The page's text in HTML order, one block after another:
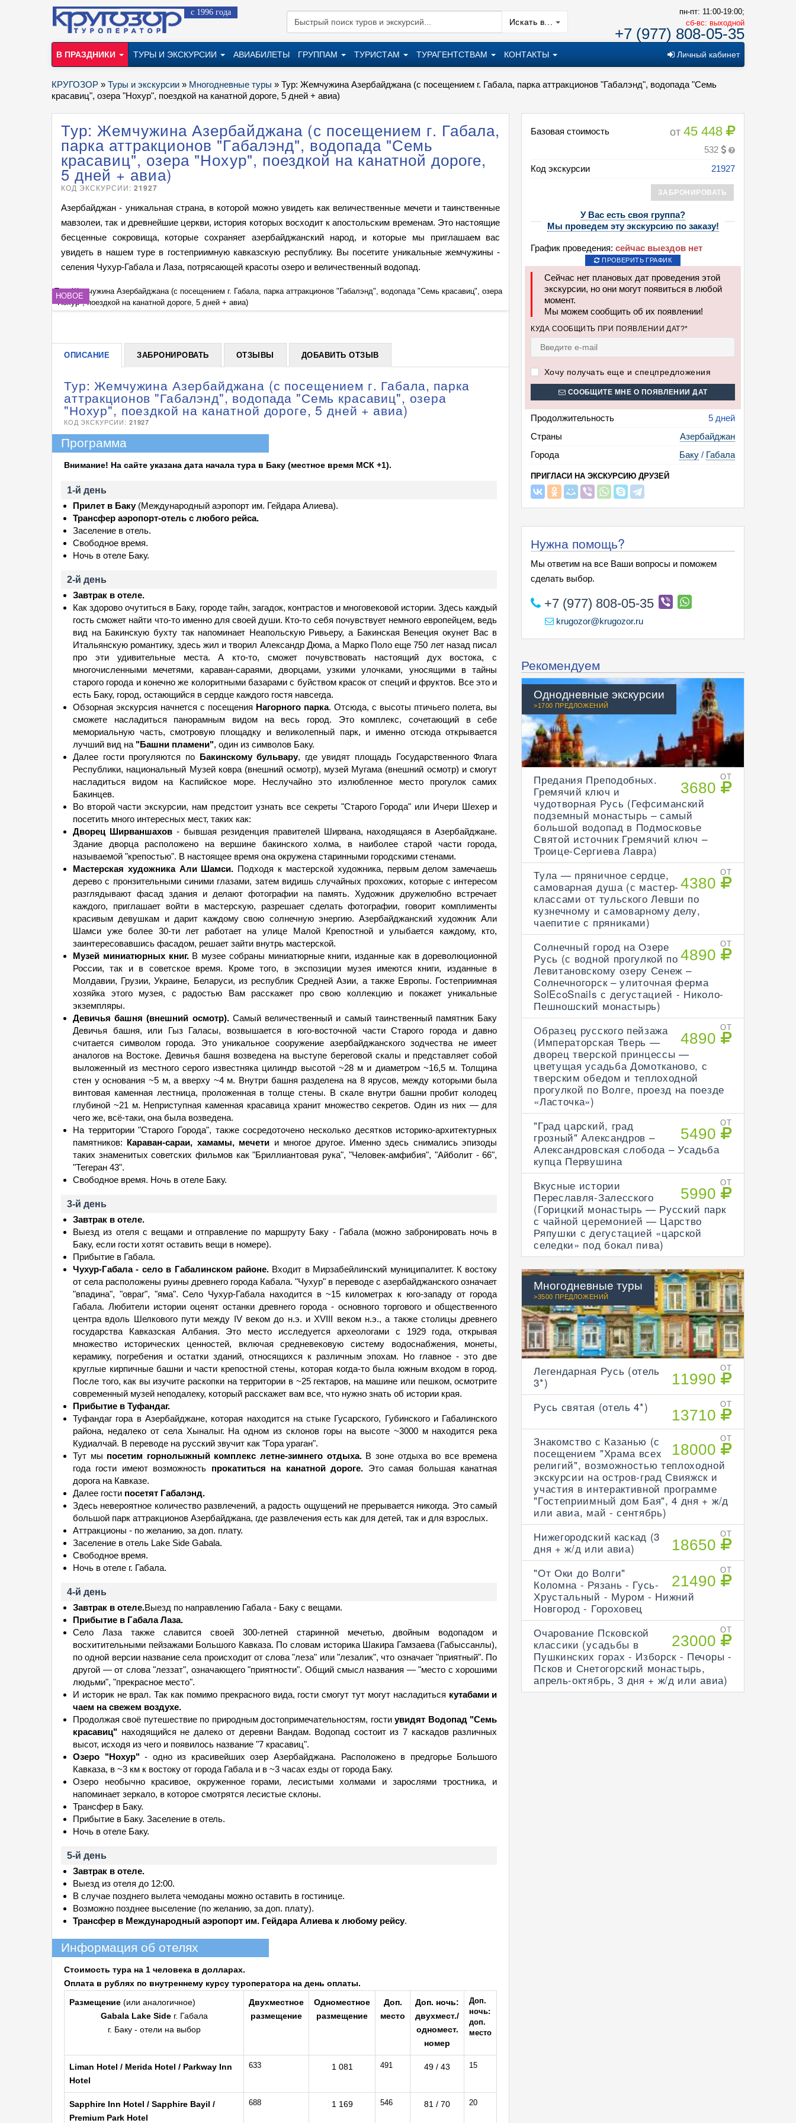
с 1996 года
Искать в...
пн-пт: 11:00-19:00;
cб-вс: выходной
+7 (977) 808-05-35
В ПРАЗДНИКИ ТУРЫ И ЭКСКУРСИИ АВИАБИЛЕТЫ ГРУППАМ ТУРИСТАМ ТУРАГЕНТСТВАМ КОНТАКТЫ Личный кабинет
КРУГОЗОР » Туры и экскурсии » Многодневные туры » Тур: Жемчужина Азербайджана (с посещением г. Габала, парка аттракционов "Габалэнд", водопада "Семь
красавиц", озера "Нохур", поездкой на канатной дороге, 5 дней + авиа)
Базовая стоимость от 45 448
532
Код экскурсии
21927
ЗАБРОНИРОВАТЬ
У Вас есть своя группа?
Мы проведем эту экскурсию по заказу!
График проведения: сейчас выездов нет
ПРОВЕРИТЬ ГРАФИК
Сейчас нет плановых дат проведения этой
экскурсии, но они могут появиться в любой
момент.
Мы можем сообщить об их появлении!
КУДА СООБЩИТЬ ПРИ ПОЯВЛЕНИИ ДАТ?*
Хочу получать еще и спецпредложения
СООБЩИТЕ МНЕ О ПОЯВЛЕНИИ ДАТ
Продолжительность
5 дней
Страны
Азербайджан
Города
Баку / Габала
ПРИГЛАСИ НА ЭКСКУРСИЮ ДРУЗЕЙ
Тур: Жемчужина Азербайджана (с посещением г. Габала,
парка аттракционов "Габалэнд", водопада "Семь
красавиц", озера "Нохур", поездкой на канатной дороге,
5 дней + авиа)
КОД ЭКСКУРСИИ:21927
Азербайджан - уникальная страна, в которой можно увидеть как величественные мечети и таинственные
мавзолеи, так и древнейшие церкви, история которых восходит к апостольским временам. Это настоящие
бесценные сокровища, которые сохраняет азербайджанский народ, и которые мы приглашаем вас
увидеть в нашем туре в гостеприимную кавказскую республику. Вы посетите уникальные жемчужины -
селения Чухур-Габала и Лаза, потрясающей красоты озеро и величественный водопад.
НОВОЕ
+
Тур: Жемчужина Азербайджана (с посещением г. Габала, парка аттракционов "Габалэнд", водопада "Семь красавиц", озера
"Нохур", поездкой на канатной дороге, 5 дней + авиа)
Тур: Жемчужина Азербайджана (с посещением г. Габала, парка аттракционов
"Нохур", поездкой на канатной дороге, 5 дней + авиа)
ОПИСАНИЕ ЗАБРОНИРОВАТЬ ОТЗЫВЫ ДОБАВИТЬ ОТЗЫВ
Тур: Жемчужина Азербайджана (с посещением г. Габала, парка
аттракционов "Габалэнд", водопада "Семь красавиц", озера
"Нохур", поездкой на канатной дороге, 5 дней + авиа)
КОД ЭКСКУРСИИ: 21927
Программа
Внимание! На сайте указана дата начала тура в Баку (местное время МСК +1).
1-й день
Прилет в Баку(Международный аэропорт им. Гейдара Алиева).
Трансфер аэропорт-отель с любого рейса.
Заселение в отель.
Свободное время.
Ночь в отеле Баку.
2-й день
Завтрак в отеле.
Как здорово очутиться в Баку, городе тайн, загадок, контрастов и многовековой истории. Здесь каждый
гость сможет найти что-то именно для своей души. Кто-то себя почувствует немного европейцем, ведь
вид на Бакинскую бухту так напоминает Неапольскую Ривьеру, а Бакинская Венеция окунет Вас в
Итальянскую романтику, здесь жил и творил Александр Дюма, а Марко Поло еще 750 лет назад писал
про эти удивительные места. А кто-то, сможет почувствовать настоящий дух востока, с
многочисленными мечетями, караван-сараями, дворцами, узкими улочками, уносящими в тайны
старого города и конечно же колоритными базарами с буйством красок от специй и фруктов. Все это и
есть Баку, город, остающийся в сердце каждого гостя навсегда.
Обзорная экскурсия начнется с посещения Нагорного парка. Отсюда, с высоты птичьего полета, вы
сможете насладиться панорамным видом на весь город. Это комплекс, сочетающий в себе
мемориальную часть, смотровую площадку и великолепный парк, и именно отсюда открывается
лучший вид на "Башни пламени", один из символов Баку.
Далее гости прогуляются по Бакинскому бульвару, где увидят площадь Государственного Флага
Республики, национальный Музей ковра (внешний осмотр), музей Мугама (внешний осмотр) и смогут
насладиться видом на Каспийское море. Неслучайно это излюбленное место прогулок самих
Бакинцев.
Во второй части экскурсии, нам предстоит узнать все секреты "Старого Города" или Ичери Шехер и
посетить много интересных мест, таких как:
Дворец Ширваншахов- бывшая резиденция правителей Ширвана, находящаяся в Азербайджане.
Здание дворца расположено на вершине бакинского холма, в наиболее старой части города,
называемой "крепостью". В настоящее время она окружена старинными городскими стенами.
Мастерская художника Али Шамси. Подходя к мастерской художника, первым делом замечаешь
дерево с пронзительными синими глазами, затем видишь случайных прохожих, которые с интересом
разглядывают фасад здания и делают фотографии на память. Художник дружелюбно встречает
каждого, приглашает войти в мастерскую, разрешает сделать фотографии, говорит комплименты
красивым девушкам и дарит каждому свою солнечную энергию. Азербайджанский художник Али
Шамси уже более 30-ти лет работает на улице Малой Крепостной и улыбается каждому, кто,
заинтересовавшись фасадом, решает зайти внутрь мастерской.
Музей миниатюрных книг.В музее собраны миниатюрные книги, изданные как в дореволюционной
России, так и в советское время. Кроме того, в экспозиции музея имеются книги, изданные в
Молдавии, Грузии, Украине, Беларуси, из республик Средней Азии, а также Европы. Гостеприимная
хозяйка этого музея, с радостью Вам расскажет про свою коллекцию и покажет уникальные
экземпляры.
Девичья башня (внешний осмотр).Самый величественный и самый таинственный памятник Баку
Девичья башня, или Гыз Галасы, возвышается в юго-восточной части Старого города и давно
считается символом города. Это уникальное сооружение азербайджанского зодчества не имеет
аналогов на Востоке. Девичья башня возведена на выступе береговой скалы и представляет собой
выложенный из местного серого известняка цилиндр высотой ~28 м и диаметром ~16,5 м. Толщина
стен у основания ~5 м, а вверху ~4 м. Внутри башня разделена на 8 ярусов, между которыми была
винтовая каменная лестница, проложенная в толще стены. В скале внутри башни пробит колодец
глубиной ~21 м. Неприступная каменная красавица хранит множество секретов. Один из них — для
чего же, всё-таки, она была возведена.
На территории "Старого Города", также сосредоточено несколько десятков историко-архитектурных
памятников: Караван-сараи, хамамы, мечети и многое другое. Именно здесь снимались эпизоды
таких знаменитых советских фильмов как "Бриллиантовая рука", "Человек-амфибия", "Айболит - 66",
"Тегеран 43".
Свободное время. Ночь в отеле Баку.
3-й день
Завтрак в отеле.
Выезд из отеля с вещами и отправление по маршруту Баку - Габала (можно забронировать ночь в
Баку, если гости хотят оставить вещи в номере).
Прибытие в Габала.
Чухур-Габала - село в Габалинском районе.Входит в Мирзабейлинский муниципалитет. К востоку
от села расположены руины древнего города Кабала. "Чухур" в переводе с азербайджанского означает
"впадина", "овраг", "яма". Село Чухур-Габала находится в ~15 километрах к юго-западу от города
Габала. Любители истории оценят останки древнего города - основного торгового и общественного
центра вдоль Шелкового пути между IV веком до н.э. и XVIII веком н.э., а также столицы древнего
государства Кавказская Албания. Это место исследуется археологами с 1929 года, открывая
множество исторических ценностей, включая средневековую систему водоснабжения, монеты,
керамику, погребения и остатки зданий, относящихся к различным эпохам. Но главное - это две
круглые кирпичные башни и части крепостной стены, которая когда-то была южным входом в город.
После того, как вы изучите раскопки на территории в ~25 гектаров, на машине или пешком, осмотрите
современный музей неподалеку, который расскажет вам все, что нужно знать об истории края.
Прибытие в Туфандаг.
Туфандаг гора в Азербайджане, которая находится на стыке Гусарского, Губинского и Габалинского
района, недалеко от села Хыналыг. На одном из склонов горы на высоте ~3000 м находится река
Кудиалчай. В переводе на русский звучит как "Гора ураган".
Тут мы посетим горнолыжный комплекс летне-зимнего отдыха.В зоне отдыха во все времена
года гости имеют возможность прокатиться на канатной дороге. Это самая большая канатная
дорога на Кавказе.
Далее гости посетят Габалэнд.
Здесь невероятное количество развлечений, а радость ощущений не прерывается никогда. Это самый
большой парк аттракционов Азербайджана, где развлечения есть как для детей, так и для взрослых.
Аттракционы - по желанию, за доп. плату.
Заселение в отель Lake Side Gabala.
Свободное время.
Ночь в отеле г. Габала.
4-й день
Завтрак в отеле.Выезд по направлению Габала - Баку с вещами.
Прибытие в Габала Лаза.
Село Лаза также славится своей 300-летней старинной мечетью, двойным водопадом и
восхитительными пейзажами Большого Кавказа. По словам историка Шакира Гамзаева (Габыссанлы),
по одной версии название села происходит от слова "леза" или "лезалик", что означает "приятный". По
другой — от слова "леззат", означающего "приятности". Общий смысл названия — "место с хорошими
людьми", "прекрасное место".
И историк не врал. Так как помимо прекрасного вида, гости смогут тут могут насладиться кутабами и
чаем на свежем воздухе.
Продолжая своё путешествие по природным достопримечательностям, гостиувидят Водопад "Семь
красавиц" находящийся не далеко от деревни Вандам. Водопад состоит из 7 каскадов различных
высот, исходя из чего и появилось название "7 красавиц".
Озеро "Нохур"- одно из красивейших озер Азербайджана. Расположено в предгорье Большого
Кавказа, в ~3 км к востоку от города Габала и в ~3 часах езды от города Баку.
Озеро необычно красивое, окруженное горами, лесистыми холмами и зарослями тростника, и
напоминает зеркало, в которое смотрятся лесистые склоны.
Трансфер в Баку.
Прибытие в Баку. Заселение в отель.
Ночь в отеле Баку.
5-й день
Завтрак в отеле.
Выезд из отеля до 12:00.
В случае позднего вылета чемоданы можно оставить в гостинице.
Возможно позднее выселение (по желанию, за доп. плату).
Трансфер в Международный аэропорт им. Гейдара Алиева к любому рейсу.
Информация об отелях
Стоимость тура на 1 человека в долларах.
Оплата в рублях по внутреннему курсу туроператора на день оплаты.
Размещение (или аналогичное)
Gabala Lake Sideг. Габала
г. Баку - отели на выбор
Двухместное
размещение
Одноместное
размещение
Доп.
место
Доп. ночь:
двухмест./
одномест.
номер
Доп.
ночь:
доп.
место
Liman Hotel / Merida Hotel / Parkway Inn
Hotel
633 1 081 491 49 / 43 15
Sapphire Inn Hotel / Sapphire Bayil /
Premium Park Hotel
688 1 169 546 81 / 70 20
Нужна помощь?
Мы ответим на все Ваши вопросы и поможем
сделать выбор.
+7 (977) 808-05-35
krugozor@krugozor.ru
Рекомендуем
Однодневные экскурсии
>1700 ПРЕДЛОЖЕНИЙ
ОТ
3680
Предания Преподобных.
Гремячий ключ и
чудотворная Русь (Гефсиманский
подземный монастырь – самый
большой водопад в Подмосковье
Святой источник Гремячий ключ –
Троице-Сергиева Лавра)
ОТ
4380
Тула — пряничное сердце,
самоварная душа (с мастер-
классами от тульского Левши по
кузнечному и самоварному делу,
чаепитие с пряниками)
ОТ
4890
Солнечный город на Озере
Русь (с водной прогулкой по
Левитановскому озеру Сенеж –
Солнечногорск – улиточная ферма
SolEcoSnails с дегустацией - Николо-
Пешношский монастырь)
ОТ
4890
Образец русского пейзажа
(Императорская Тверь —
дворец тверской принцессы —
цветущая усадьба Домотканово, с
тверским обедом и теплоходной
прогулкой по Волге, проезд на поезде
«Ласточка»)
ОТ
5490
"Град царский, град
грозный" Александров –
Александровская слобода – Усадьба
купца Первушина
ОТ
5990
Вкусные истории
Переславля-Залесского
(Горицкий монастырь — Русский парк
с чайной церемонией — Царство
Ряпушки с дегустацией «царской
селедки» под бокал пива)
Многодневные туры
>3500 ПРЕДЛОЖЕНИЙ
ОТ
11990
Легендарная Русь (отель
3*)
ОТ
13710
Русь святая (отель 4*)
ОТ
18000
Знакомство с Казанью (с
посещением "Храма всех
религий", возможностью теплоходной
экскурсии на остров-град Свияжск и
участия в интерактивной программе
"Гостеприимный дом Бая", 4 дня + ж/д
или авиа, май - сентябрь)
ОТ
18650
Нижегородский каскад (3
дня + ж/д или авиа)
ОТ
21490
"От Оки до Волги"
Коломна - Рязань - Гусь-
Хрустальный - Муром - Нижний
Новгород - Гороховец
ОТ
23000
Очарование Псковской
классики (усадьбы в
Пушкинских горах - Изборск - Печоры -
Псков и Снетогорский монастырь,
апрель-октябрь, 3 дня + ж/д или авиа)